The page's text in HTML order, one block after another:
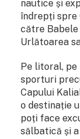
nautice și
îndrepți spre
către Babele
Urlătoarea
Pe litoral,
sporturi
Capului
o destinație
poți face
sălbatică și